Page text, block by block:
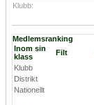
Klubb:
Medlemsranking
Inom sin
klass
Filt
Klubb
Distrikt
Nationellt